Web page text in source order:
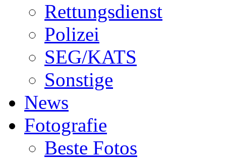
Rettungsdienst
Polizei
SEG/KATS
Sonstige
News
Fotografie
Beste Fotos